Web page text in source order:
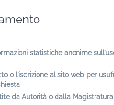
statistiche anonime
o l’iscrizione al sito web per
da Autorità o dalla